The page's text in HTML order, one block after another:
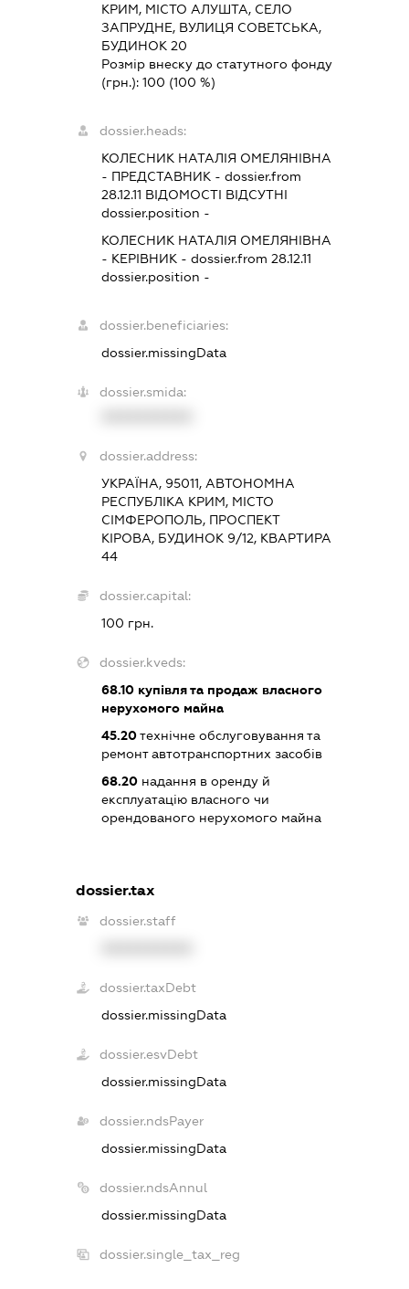
КРИМ, МІСТО АЛУШТА, СЕЛО
ЗАПРУДНЕ, ВУЛИЦЯ СОВЕТСЬКА,
БУДИНОК 20
Розмір внеску до статутного фонду
(грн.):100 (100 %)
dossier.heads:
КОЛЕСНИК НАТАЛІЯ ОМЕЛЯНІВНА
- ПРЕДСТАВНИК - dossier.from
28.12.11 ВІДОМОСТІ ВІДСУТНІ
dossier.position -
КОЛЕСНИК НАТАЛІЯ ОМЕЛЯНІВНА
- КЕРІВНИК - dossier.from 28.12.11
dossier.position -
dossier.beneficiaries:
dossier.missingData
dossier.smida:
dossier.address:
УКРАЇНА, 95011, АВТОНОМНА
РЕСПУБЛІКА КРИМ, МІСТО
СІМФЕРОПОЛЬ, ПРОСПЕКТ
КІРОВА, БУДИНОК 9/12, КВАРТИРА
44
dossier.capital:
100 грн.
dossier.kveds:
68.10 купівля та продаж власного
нерухомого майна
45.20технічне обслуговування та
ремонт автотранспортних засобів
68.20 надання в оренду й
експлуатацію власного чи
орендованого нерухомого майна
dossier.tax
dossier.staff
dossier.taxDebt
dossier.missingData
dossier.esvDebt
dossier.missingData
dossier.ndsPayer
dossier.missingData
dossier.ndsAnnul
dossier.missingData
dossier.single_tax_reg